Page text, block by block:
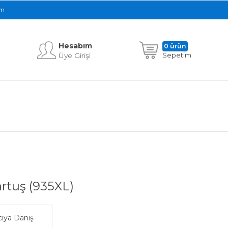
Hesabım
Üye Girişi
Sepetim
0 ürün
(935XL)
Danış